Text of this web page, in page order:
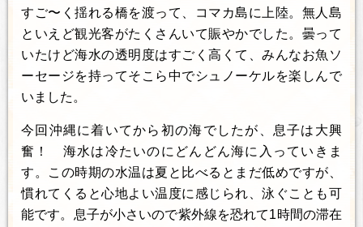
すご〜く揺れる橋を渡って、コマカ島に上陸。無人島
といえど観光客がたくさんいて賑やかでした。曇って
いたけど海水の透明度はすごく高くて、みんなお魚ソ
ーセージを持ってそこら中でシュノーケルを楽しんで
いました。
今回沖縄に着いてから初の海でしたが、息子は大興
奮！ 海水は冷たいのにどんどん海に入っていきま
す。この時期の水温は夏と比べるとまだ低めですが、
慣れてくると心地よい温度に感じられ、泳ぐことも可
能です。息子が小さいので紫外線を恐れて1時間の滞在